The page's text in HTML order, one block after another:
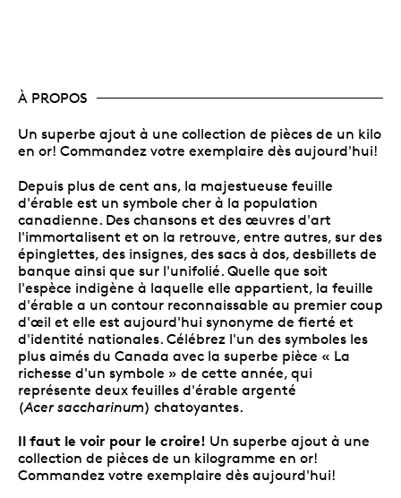
À PROPOS
Un superbe ajout à une collection de pièces de un kilo
en or! Commandez votre exemplaire dès aujourd'hui!
Depuis plus de cent ans, la majestueuse feuille
d'érable est un symbole cher à la population
canadienne. Des chansons et des œuvres d'art
l'immortalisent et on la retrouve, entre autres, sur des
épinglettes, des insignes, des sacs à dos, desbillets de
banque ainsi que sur l'unifolié. Quelle que soit
l'espèce indigène à laquelle elle appartient, la feuille
d'érable a un contour reconnaissable au premier coup
d'œil et elle est aujourd'hui synonyme de fierté et
d'identité nationales. Célébrez l'un des symboles les
plus aimés du Canada avec la superbe pièce « La
richesse d'un symbole » de cette année, qui
représente deux feuilles d'érable argenté
(Acer saccharinum) chatoyantes.
Il faut le voir pour le croire! Un superbe ajout à une
collection de pièces de un kilogramme en or!
Commandez votre exemplaire dès aujourd'hui!